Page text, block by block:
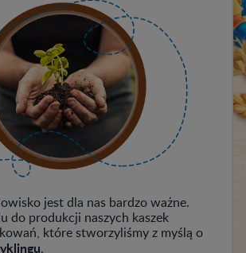
jest dla nas bardzo ważne.
do produkcji naszych kaszek
które stworzyliśmy z myślą o
.